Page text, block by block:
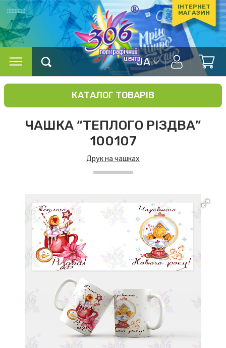
ІНТЕРНЕТ
МАГАЗИН
UA
КАТАЛОГ ТОВАРІВ
ЧАШКА “ТЕПЛОГО РІЗДВА”
100107
Друк на чашках